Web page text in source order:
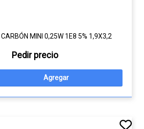
CARBÓN MINI 0,25W 1E8 5% 1,9X3,2
Pedir precio